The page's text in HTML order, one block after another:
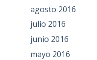
agosto 2016
julio 2016
junio 2016
mayo 2016